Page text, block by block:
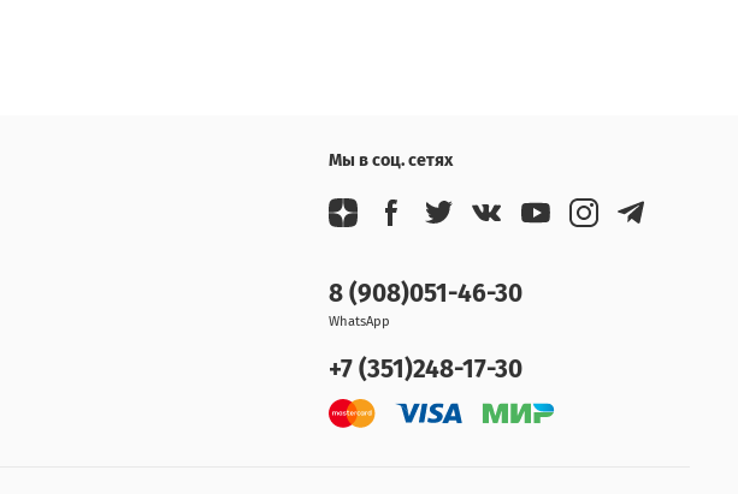
Мы в соц. сетях
8 (908)051-46-30
WhatsApp
+7 (351)248-17-30